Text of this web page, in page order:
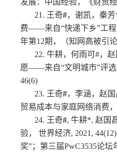
21. 王奇#，谢凯，秦
费——来自“快递下乡”工程
年第12期，（知网高被引
22. 牛耕，何雨可#，
愿——来自“文明城市”评选
46(6)
23. 王奇#，李涵，赵
贸易成本与家庭网络消费
24. 王奇#, 牛耕*, 赵国
验， 世界经济, 2021,
奖”；第三届PwC3535论